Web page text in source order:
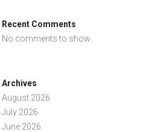
Recent Comments
No comments to show.
Archives
August 2026
July 2026
June 2026